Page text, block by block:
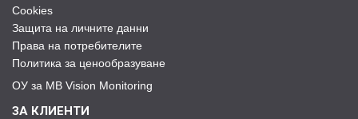
Cookies
Защита на личните данни
Права на потребителите
Политика за ценообразуване
ОУ за MB Vision Monitoring
ЗА КЛИЕНТИ